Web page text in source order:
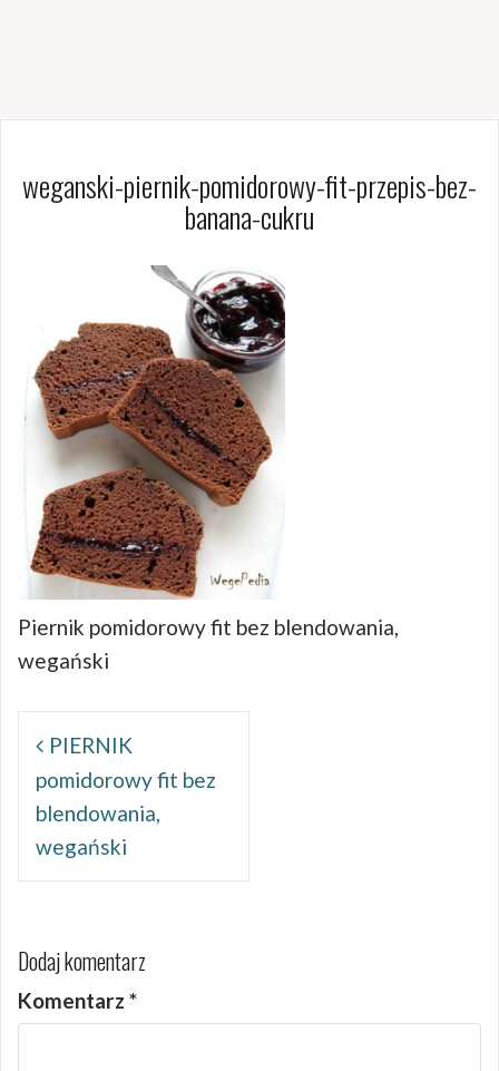
weganski-piernik-pomidorowy-fit-przepis-bez-
banana-cukru
Piernik pomidorowy fit bez blendowania,
wegański
wpisuPIERNIK
pomidorowy fit bez
blendowania,
wegański
Dodaj komentarz
Komentarz *